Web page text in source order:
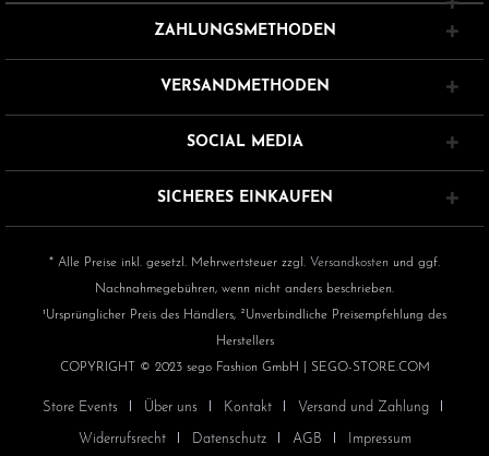
ZAHLUNGSMETHODEN
VERSANDMETHODEN
SOCIAL MEDIA
SICHERES EINKAUFEN
* Alle Preise inkl. gesetzl. Mehrwertsteuer zzgl. Versandkosten und ggf.
Nachnahmegebühren, wenn nicht anders beschrieben.
¹Ursprünglicher Preis des Händlers, ²Unverbindliche Preisempfehlung des
Herstellers
COPYRIGHT © 2023 sego Fashion GmbH | SEGO-STORE.COM
Store Events Über uns Kontakt Versand und Zahlung
Widerrufsrecht Datenschutz AGB Impressum